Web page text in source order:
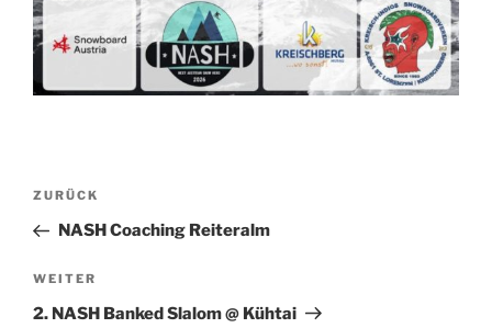
Beitrags-
Vorheriger
Beitrag
ZURÜCK
NASH Coaching Reiteralm
Nächster
Beitrag
WEITER
2. NASH Banked Slalom @ Kühtai